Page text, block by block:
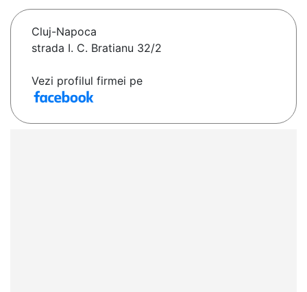
Cluj-Napoca
strada I. C. Bratianu 32/2
Vezi profilul firmei pe